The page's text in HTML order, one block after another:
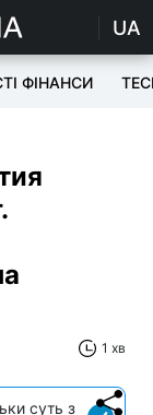
UA
ФІНАНСИ
1 хв
суть з